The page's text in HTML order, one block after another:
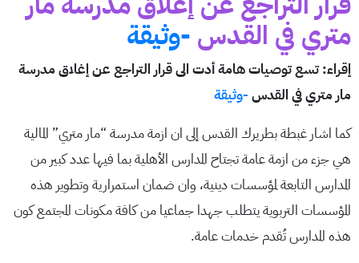
متري في القدس -وثيقة
إقراء: تسع توصيات هامة أدت الى قرار التراجع عن إغلاق مدرسة
مار متري في القدس -وثيقة
كما اشار غبطة بطريرك القدس إلى ان ازمة مدرسة “مار متري” المالية
هي جزء من ازمة عامة تجتاح المدارس الأهلية بما فيها عدد كبير من
المدارس التابعة لمؤسسات دينية، وان ضمان استمرارية وتطوير هذه
المؤسسات التربوية يتطلب جهدا جماعيا من كافة مكونات المجتمع كون
هذه المدارس تُقدم خدمات عامة.